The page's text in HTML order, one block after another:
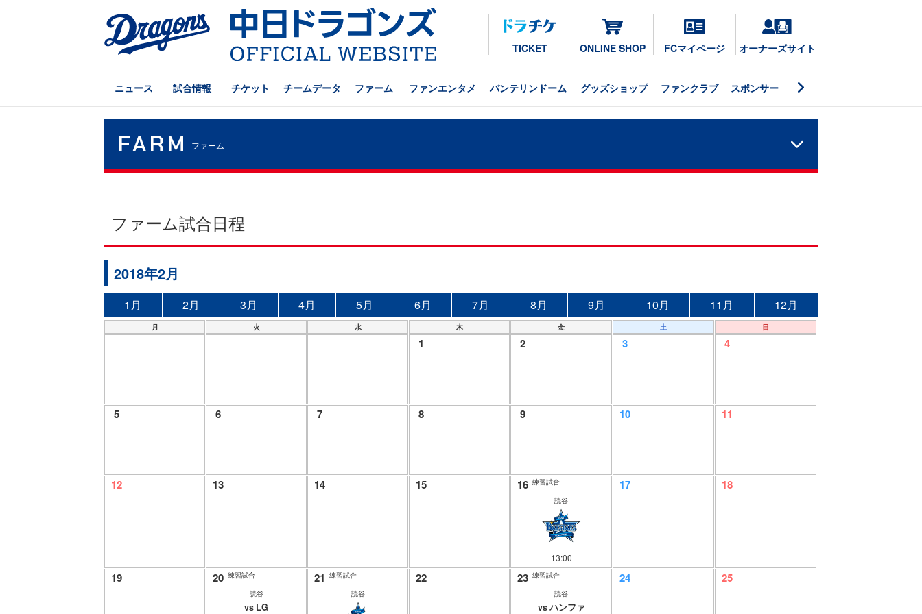
TICKET ONLINE SHOP FCマイページ オーナーズサイト
ニュース 試合情報 チケット チームデータ ファーム ファンエンタメ バンテリンドーム グッズショップ ファンクラブ スポンサー
FARM ファーム
ファーム試合日程
2018年2月
1月 2月 3月 4月 5月 6月 7月 8月 9月 10月 11月 12月
月 火 水 木 金 土 日
1 2 3 4
5 6 7 8 9 10 11
12 13 14 15 16 練習試合
読谷
13:00
17 18
19 20 練習試合
読谷
vs LG
21 練習試合
読谷
22 23 練習試合
読谷
vs ハンファ
24 25